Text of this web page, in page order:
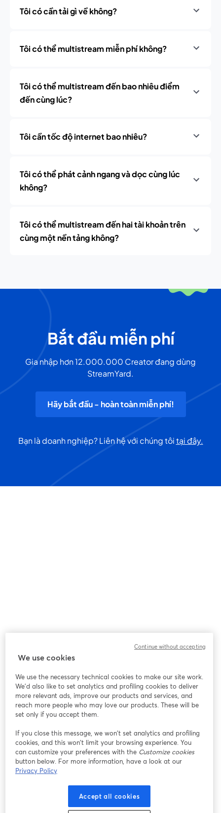
Tôi có cần tải gì về không?
Tôi có thể multistream miễn phí không?
Tôi có thể multistream đến bao nhiêu điểm
đến cùng lúc?
Tôi cần tốc độ internet bao nhiêu?
Tôi có thể phát cảnh ngang và dọc cùng lúc
không?
Tôi có thể multistream đến hai tài khoản trên
cùng một nền tảng không?
Bắt đầu miễn phí
Gia nhập hơn 12.000.000 Creator đang dùng
StreamYard.
Hãy bắt đầu - hoàn toàn miễn phí!
Bạn là doanh nghiệp? Liên hệ với chúng tôitại đây.
We use cookies
We use the necessary technical cookies to make our site work.
We'd also like to set analytics and profiling cookies to deliver
more relevant ads, improve our products and services, and
reach more people who may love our products. These will be
set only if you accept them.
If you close this message, we won’t set analytics and profiling
cookies, and this won’t limit your browsing experience. You
can customize your preferences with the Customize cookies
button below. For more information, have a look at our
Privacy Policy
Accept all cookies
Continue without accepting